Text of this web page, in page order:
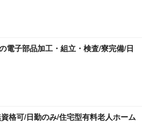
電子部品加工・組立・検査/寮完備/日
格可/日勤のみ/住宅型有料老人ホーム